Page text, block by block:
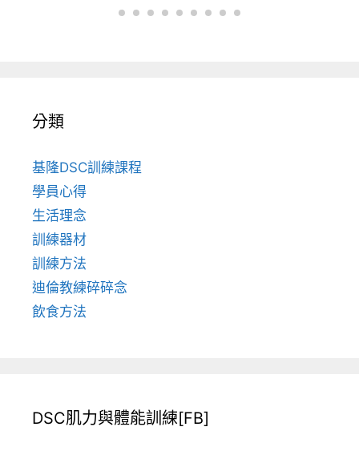
分類
基隆DSC訓練課程
學員心得
生活理念
訓練器材
訓練方法
迪倫教練碎碎念
飲食方法
DSC肌力與體能訓練[FB]